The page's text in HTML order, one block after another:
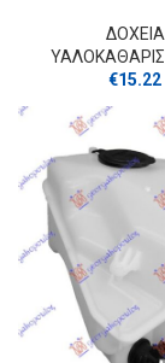
ΔΟΧΕΙΑ
€15.22